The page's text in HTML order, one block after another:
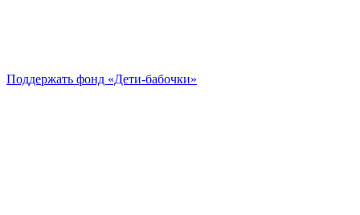
Поддержать фонд «Дети-бабочки»